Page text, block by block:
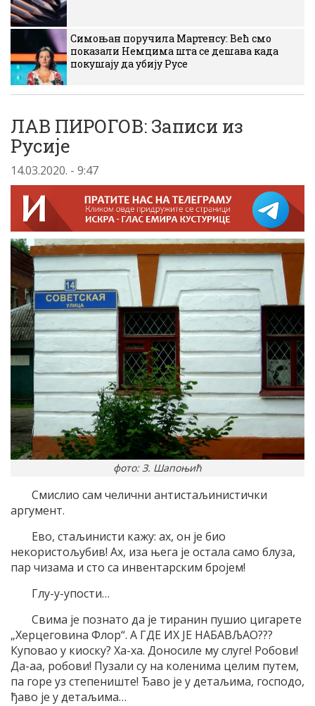
Симоњан поручила Мартенсу: Већ смо
показали Немцима шта се дешава када
покушају да убију Русе
ЛАВ ПИРОГОВ: Записи из
Русије
14.03.2020. - 9:47
фото: З. Шапоњић
Смислио сам челични антистаљинистички
аргумент.
Ево, стаљинисти кажу: ах, он је био
некористољубив! Ах, иза њега је остала само блуза,
пар чизама и сто са инвентарским бројем!
Глу-у-упости…
Свима је познато да је тиранин пушио цигарете
„Херцеговина Флор“. А ГДЕ ИХ ЈЕ НАБАВЉАО???
Куповао у киоску? Ха-ха. Доносиле му слуге! Робови!
Да-аа, робови! Пузали су на коленима целим путем,
па горе уз степениште! Ђаво је у детаљима, господо,
ђаво је у детаљима…